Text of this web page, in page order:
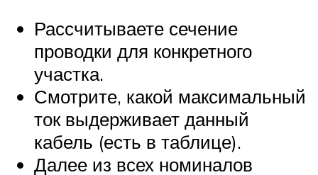
Рассчитываете сечение
проводки для конкретного
участка.
Смотрите, какой максимальный
ток выдерживает данный
кабель (есть в таблице).
Далее из всех номиналов